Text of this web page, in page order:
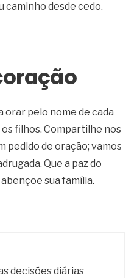
caminho desde cedo.
orar pelo nome de cada
filhos. Compartilhe nos
pedido de oração; vamos
Que a paz do
sua família.
decisões diárias